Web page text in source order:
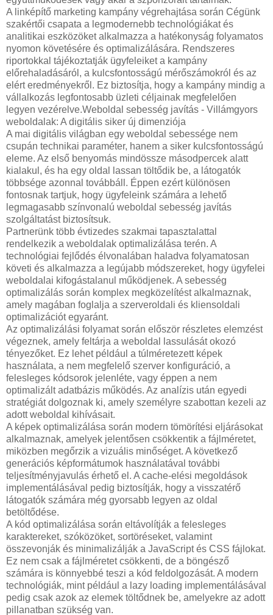
A linképítő marketing kampány végrehajtása során Cégünk
szakértői csapata a legmodernebb technológiákat és
analitikai eszközöket alkalmazza a hatékonyság folyamatos
nyomon követésére és optimalizálására. Rendszeres
riportokkal tájékoztatják ügyfeleiket a kampány
előrehaladásáról, a kulcsfontosságú mérőszámokról és az
elért eredményekről. Ez biztosítja, hogy a kampány mindig a
vállalkozás legfontosabb üzleti céljainak megfelelően
legyen vezérelve.Weboldal sebesség javítás - Villámgyors
weboldalak: A digitális siker új dimenziója
A mai digitális világban egy weboldal sebessége nem
csupán technikai paraméter, hanem a siker kulcsfontosságú
eleme. Az első benyomás mindössze másodpercek alatt
kialakul, és ha egy oldal lassan töltődik be, a látogatók
többsége azonnal továbbáll. Éppen ezért különösen
fontosnak tartjuk, hogy ügyfeleink számára a lehető
legmagasabb színvonalú weboldal sebesség javítás
szolgáltatást biztosítsuk.
Partnerünk több évtizedes szakmai tapasztalattal
rendelkezik a weboldalak optimalizálása terén. A
technológiai fejlődés élvonalában haladva folyamatosan
követi és alkalmazza a legújabb módszereket, hogy ügyfelei
weboldalai kifogástalanul működjenek. A sebesség
optimalizálás során komplex megközelítést alkalmaznak,
amely magában foglalja a szerveroldali és kliensoldali
optimalizációt egyaránt.
Az optimalizálási folyamat során először részletes elemzést
végeznek, amely feltárja a weboldal lassulását okozó
tényezőket. Ez lehet például a túlméretezett képek
használata, a nem megfelelő szerver konfiguráció, a
felesleges kódsorok jelenléte, vagy éppen a nem
optimalizált adatbázis működés. Az analízis után egyedi
stratégiát dolgoznak ki, amely személyre szabottan kezeli az
adott weboldal kihívásait.
A képek optimalizálása során modern tömörítési eljárásokat
alkalmaznak, amelyek jelentősen csökkentik a fájlméretet,
miközben megőrzik a vizuális minőséget. A következő
generációs képformátumok használatával további
teljesítményjavulás érhető el. A cache-elési megoldások
implementálásával pedig biztosítják, hogy a visszatérő
látogatók számára még gyorsabb legyen az oldal
betöltődése.
A kód optimalizálása során eltávolítják a felesleges
karaktereket, szóközöket, sortöréseket, valamint
összevonják és minimalizálják a JavaScript és CSS fájlokat.
Ez nem csak a fájlméretet csökkenti, de a böngésző
számára is könnyebbé teszi a kód feldolgozását. A modern
technológiák, mint például a lazy loading implementálásával
pedig csak azok az elemek töltődnek be, amelyekre az adott
pillanatban szükség van.